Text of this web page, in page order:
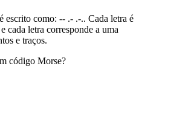
escrito como: -- .- .-.. Cada letra é
cada letra corresponde a uma
e traços.
código Morse?